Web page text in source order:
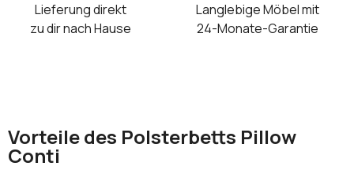
Lieferung direkt
zu dir nach Hause
Langlebige Möbel mit
24-Monate-Garantie
Vorteile des Polsterbetts Pillow
Conti